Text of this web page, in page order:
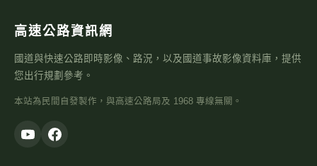
高速公路資訊網
國道與快速公路即時影像、路況，以及國道事故影像資料庫，提供
您出行規劃參考。
本站為民間自發製作，與高速公路局及 1968 專線無關。